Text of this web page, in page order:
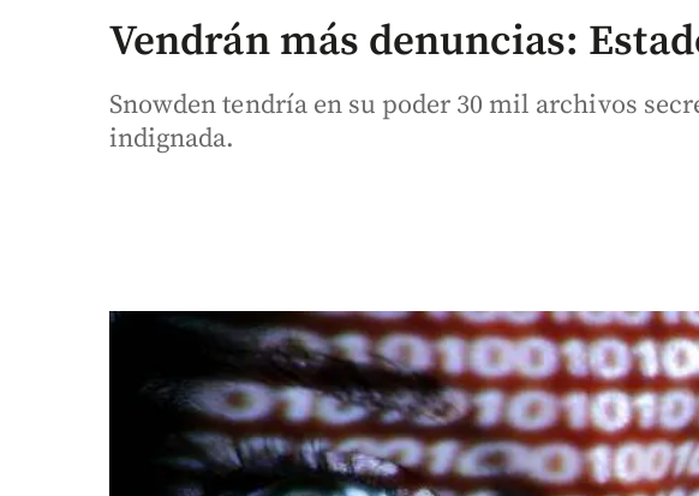
Vendrán más denuncias:
Snowden tendría en su poder 30 mil archivos
indignada.